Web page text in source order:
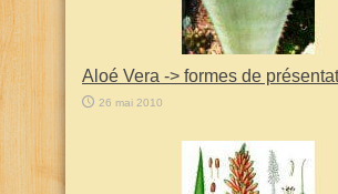
Aloé Vera -> formes de
26 mai 2010